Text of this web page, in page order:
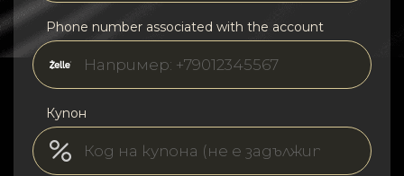
Phone number associated with the account
Купон